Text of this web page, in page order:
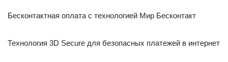
Бесконтактная оплата с технологией Мир Бесконтакт
Технология 3D Secure для безопасных платежей в интернет